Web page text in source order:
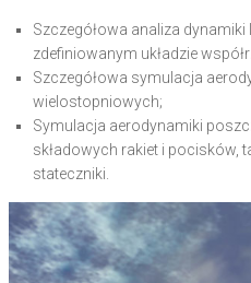
Szczegółowa analiza
zdefiniowanym układzie
Szczegółowa symulacja
wielostopniowych;
Symulacja aerodynamiki
składowych rakiet i pocisków,
stateczniki.